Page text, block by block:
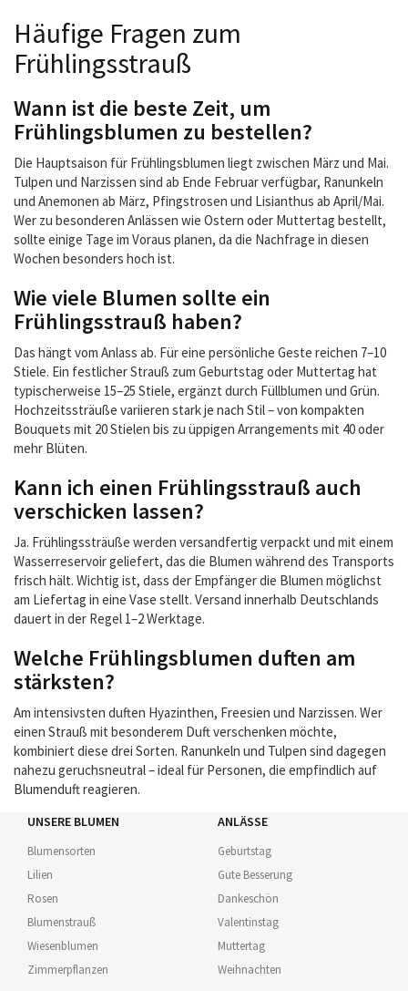
Häufige Fragen zum
Frühlingsstrauß
Wann ist die beste Zeit, um
Frühlingsblumen zu bestellen?
Die Hauptsaison für Frühlingsblumen liegt zwischen März und Mai.
Tulpen und Narzissen sind ab Ende Februar verfügbar, Ranunkeln
und Anemonen ab März, Pfingstrosen und Lisianthus ab April/Mai.
Wer zu besonderen Anlässen wie Ostern oder Muttertag bestellt,
sollte einige Tage im Voraus planen, da die Nachfrage in diesen
Wochen besonders hoch ist.
Wie viele Blumen sollte ein
Frühlingsstrauß haben?
Das hängt vom Anlass ab. Für eine persönliche Geste reichen 7–10
Stiele. Ein festlicher Strauß zum Geburtstag oder Muttertag hat
typischerweise 15–25 Stiele, ergänzt durch Füllblumen und Grün.
Hochzeitssträuße variieren stark je nach Stil – von kompakten
Bouquets mit 20 Stielen bis zu üppigen Arrangements mit 40 oder
mehr Blüten.
Kann ich einen Frühlingsstrauß auch
verschicken lassen?
Ja. Frühlingssträuße werden versandfertig verpackt und mit einem
Wasserreservoir geliefert, das die Blumen während des Transports
frisch hält. Wichtig ist, dass der Empfänger die Blumen möglichst
am Liefertag in eine Vase stellt. Versand innerhalb Deutschlands
dauert in der Regel 1–2 Werktage.
Welche Frühlingsblumen duften am
stärksten?
Am intensivsten duften Hyazinthen, Freesien und Narzissen. Wer
einen Strauß mit besonderem Duft verschenken möchte,
kombiniert diese drei Sorten. Ranunkeln und Tulpen sind dagegen
nahezu geruchsneutral – ideal für Personen, die empfindlich auf
Blumenduft reagieren.
UNSERE BLUMEN
Blumensorten
Lilien
Rosen
Blumenstrauß
Wiesenblumen
Zimmerpflanzen
ANLÄSSE
Geburtstag
Gute Besserung
Dankeschön
Valentinstag
Muttertag
Weihnachten